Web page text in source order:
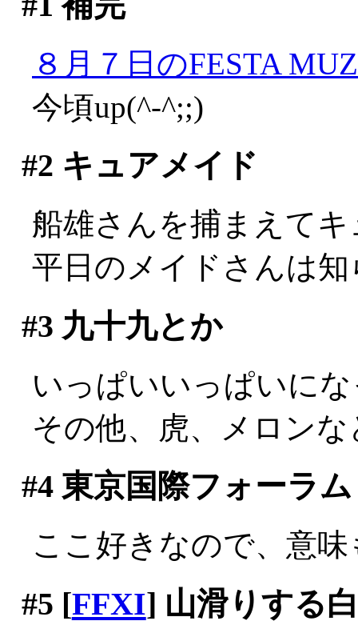
８月７日のFESTA
今頃up(^-^;;)
#2 キュアメイド
船雄さんを捕まえて
平日のメイドさんは
#3 九十九とか
いっぱいいっぱいに
その他、虎、メロン
#4東京国際フォーラム
ここ好きなので、意
#5 [FFXI] 山滑りする